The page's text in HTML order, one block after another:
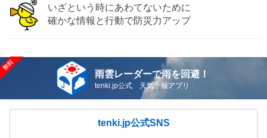
いざという時にあわてないために
確かな情報と行動で防災力アップ
雨雲レーダーで雨を回避！
tenki.jp公式 天気予報アプリ
tenki.jp公式SNS